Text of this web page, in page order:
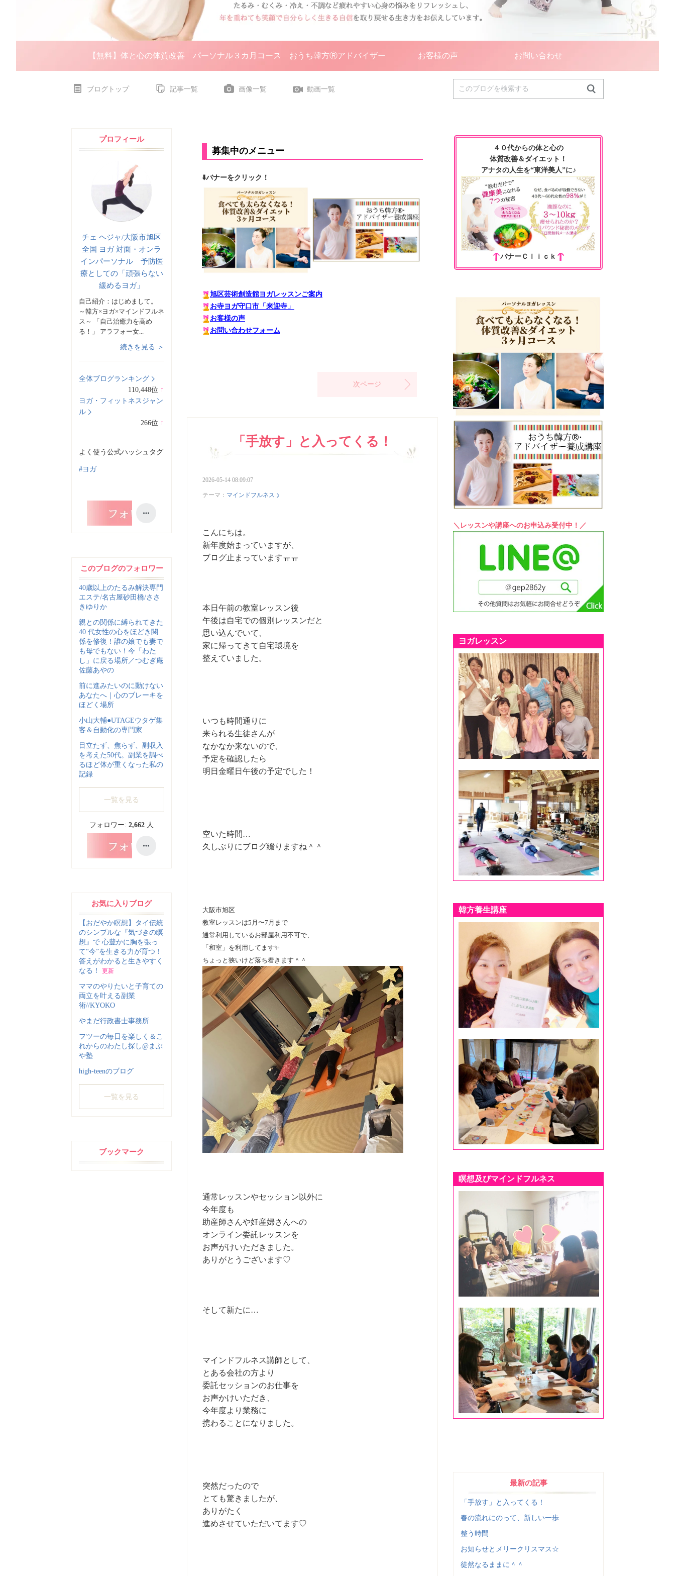
ブログトップ 記事一覧 画像一覧 動画一覧
募集中のメニュー
⬇️バナーをクリック！
旭区芸術創造館ヨガレッスンご案内
お寺ヨガ守口市「来迎寺」
お客様の声
お問い合わせフォーム
次ページ
「手放す」と入ってくる！
2026-05-14 08:09:07
テーマ： マインドフルネス
こんにちは。
新年度始まっていますが、
ブログ止まっていますㅠㅠ
本日午前の教室レッスン後
午後は自宅での個別レッスンだと
思い込んでいて、
家に帰ってきて自宅環境を
整えていました。
いつも時間通りに
来られる生徒さんが
なかなか来ないので、
予定を確認したら
明日金曜日午後の予定でした！
空いた時間…
久しぶりにブログ綴りますね＾＾
大阪市旭区
教室レッスンは5月〜7月まで
通常利用しているお部屋利用不可で、
「和室」を利用してます✨
ちょっと狭いけど落ち着きます＾＾
通常レッスンやセッション以外に
今年度も
助産師さんや妊産婦さんへの
オンライン委託レッスンを
お声がけいただきました。
ありがとうございます♡
そして新たに…
マインドフルネス講師として、
とある会社の方より
委託セッションのお仕事を
お声かけいただき、
今年度より業務に
携わることになりました。
突然だったので
とても驚きましたが、
ありがたく
進めさせていただいてます♡
４０代からの体と心の
体質改善＆ダイエット！
アナタの人生を“東洋美人”に♪
バナーＣｌｉｃｋ
＼レッスンや講座へのお申込み受付中！／
ヨガレッスン
韓方養生講座
瞑想及びマインドフルネス
【無料】体と心の体質改善 パーソナル３カ月コース おうち韓方Ⓡアドバイザー お客様の声 お問い合わせ
最新の記事
「手放す」と入ってくる！
春の流れにのって、新しい一歩
整う時間
お知らせとメリークリスマス☆
徒然なるままに＾＾
プロフィール
チェ ヘジャ/大阪市旭区
全国 ヨガ 対面・オンラ
インパーソナル 予防医
療としての「頑張らない
緩めるヨガ」
自己紹介： はじめまして。
～韓方×ヨガ×マインドフルネ
ス～ 「自己治癒力を高め
る！」 アラフォー女...
続きを見る ＞
全体ブログランキング
110,448位 ↑
ヨガ・フィットネスジャン
ル
266位 ↑
よく使う公式ハッシュタグ
#ヨガ
このブログのフォロワー
40歳以上のたるみ解決専門
エステ/名古屋砂田橋/ささ
きゆりか
親との関係に縛られてきた
40 代女性の心をほどき関
係を修復！誰の娘でも妻で
も母でもない！今「わた
し」に戻る場所／つむぎ庵
佐藤あやの
前に進みたいのに動けない
あなたへ｜心のブレーキを
ほどく場所
小山大輔●UTAGEウタゲ集
客＆自動化の専門家
目立たず、焦らず、副収入
を考えた50代。副業を調べ
るほど体が重くなった私の
記録
一覧を見る
フォロワー: 2,662 人
お気に入りブログ
【おだやか瞑想】タイ伝統
のシンプルな『気づきの瞑
想』で 心豊かに胸を張っ
て“今”を生きる力が育つ！
答えがわかると生きやすく
なる！
更新
ママのやりたいと子育ての
両立を叶える副業
術//KYOKO
やまだ行政書士事務所
フツーの毎日を楽しく＆こ
れからのわたし探し@まぶ
や塾
high-teenのブログ
一覧を見る
ブックマーク